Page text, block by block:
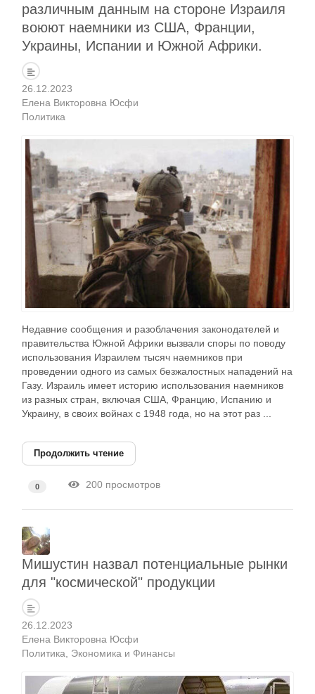
различным данным на стороне Израиля
воюют наемники из США, Франции,
Украины, Испании и Южной Африки.
26.12.2023
Елена Викторовна Юсфи
Политика
Недавние сообщения и разоблачения законодателей и
правительства Южной Африки вызвали споры по поводу
использования Израилем тысяч наемников при
проведении одного из самых безжалостных нападений на
Газу. Израиль имеет историю использования наемников
из разных стран, включая США, Францию, Испанию и
Украину, в своих войнах с 1948 года, но на этот раз ...
Продолжить чтение
0 200 просмотров
Мишустин назвал потенциальные рынки
для "космической" продукции
26.12.2023
Елена Викторовна Юсфи
Политика Экономика и Финансы